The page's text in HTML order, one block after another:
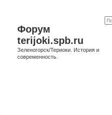
Форум
terijoki.spb.ru
Зеленогорск/Териоки. История и
современность.